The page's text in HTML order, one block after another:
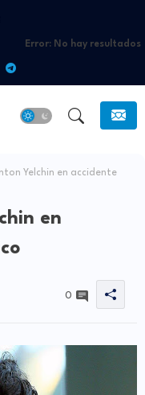
Error: No hay resultados
Yelchin en accidente
en
0